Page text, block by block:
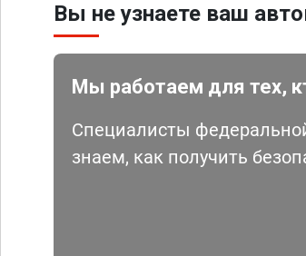
Вы не узнаете ваш
Мы работаем для тех,
Специалисты
знаем, как получить